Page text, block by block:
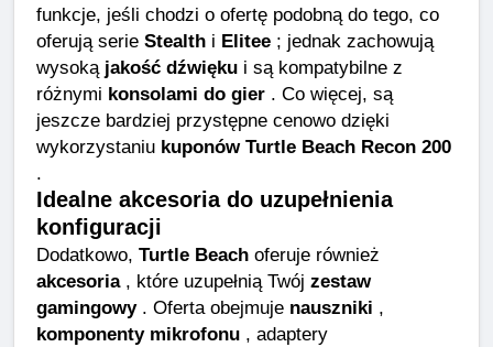
funkcje, jeśli chodzi o ofertę podobną do tego, co
oferują serie Stealth i Elitee ; jednak zachowują
wysoką jakość dźwięku i są kompatybilne z
różnymi konsolami do gier . Co więcej, są
jeszcze bardziej przystępne cenowo dzięki
wykorzystaniu kuponów Turtle Beach Recon 200
.
Idealne akcesoria do uzupełnienia
konfiguracji
Dodatkowo, Turtle Beach oferuje również
akcesoria, które uzupełnią Twój zestaw
gamingowy. Oferta obejmuje nauszniki ,
komponenty mikrofonu , adaptery